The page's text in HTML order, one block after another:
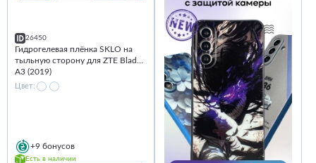
26450
Гидрогелевая плёнка SKLO на
тыльную сторону для ZTE Blade
A3 (2019)
Цвет:
+9 бонусов
Есть в наличии